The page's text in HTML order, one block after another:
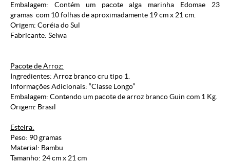
Embalagem: Contém um pacote alga marinha Edomae 23
gramas com 10 folhas de aproximadamente 19 cm x 21 cm.
Origem: Coréia do Sul
Fabricante: Seiwa
Pacote de Arroz:
Ingredientes: Arroz branco cru tipo 1.
Informações Adicionais: “Classe Longo”
Embalagem: Contendo um pacote de arroz branco Guin com 1 Kg.
Origem: Brasil
Esteira:
Peso: 90 gramas
Material: Bambu
Tamanho: 24 cm x 21 cm